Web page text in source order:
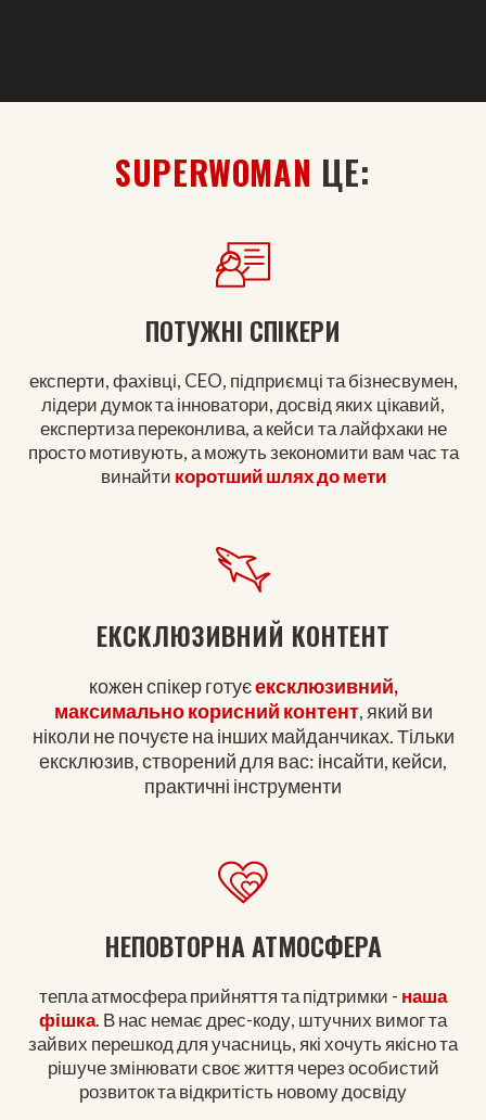
SUPERWOMAN ЦЕ:
ПОТУЖНІ СПІКЕРИ
експерти, фахівці, CEO, підприємці та бізнесвумен,
лідери думок та інноватори, досвід яких цікавий,
експертиза переконлива, а кейси та лайфхаки не
просто мотивують, а можуть зекономити вам час та
винайти коротший шлях до мети
ЕКСКЛЮЗИВНИЙ КОНТЕНТ
кожен спікер готуєексклюзивний,
максимально корисний контент, який ви
ніколи не почуєте на інших майданчиках. Тільки
ексклюзив, створений для вас: інсайти, кейси,
практичні інструменти
НЕПОВТОРНА АТМОСФЕРА
тепла атмосфера прийняття та підтримки - наша
фішка. В нас немає дрес-коду, штучних вимог та
зайвих перешкод для учасниць, які хочуть якісно та
рішуче змінювати своє життя через особистий
розвиток та відкритість новому досвіду